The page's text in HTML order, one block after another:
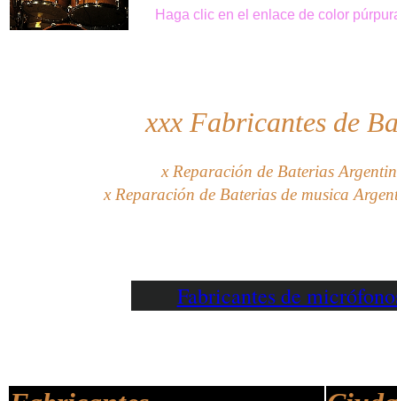
Haga clic en el enlace de color
xxx Fabricantes de
x Reparación de Baterias
x Reparación de Baterias de musica
Fabricantes de